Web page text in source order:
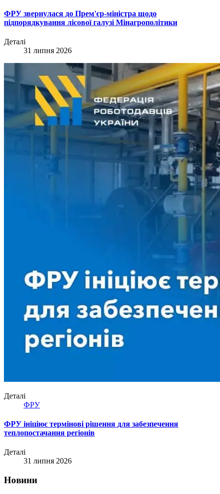
ФРУ звернулася до Прем'єр-міністра щодо
підпорядкування лісової галузі Мінагрополітики
Деталі
31 липня 2026
Деталі
ФРУ
ФРУ ініціює термінові рішення для забезпечення
теплопостачання регіонів
Деталі
31 липня 2026
Новини